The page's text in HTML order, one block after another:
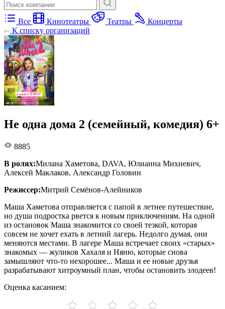
Все Кинотеатры Театры
Концерты
К списку организаций
Не одна дома 2 (семейный, комедия) 6+
8885
В ролях:Милана Хаметова, DAVA, Юлианна Михневич,
Алексей Маклаков, Александр Головин
Режиссер:Митрий Семёнов-Алейников
Маша Хаметова отправляется с папой в летнее путешествие,
но душа подростка рвется к новым приключениям. На одной
из остановок Маша знакомится со своей тезкой, которая
совсем не хочет ехать в летний лагерь. Недолго думая, они
меняются местами. В лагере Маша встречает своих «старых»
знакомых — жуликов Хахаля и Няню, которые снова
замышляют что-то нехорошее... Маша и ее новые друзья
разрабатывают хитроумный план, чтобы остановить злодеев!
Оценка касанием: